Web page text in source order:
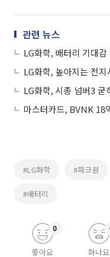
관련 뉴스
LG화학, 시총 넘버3 굳
#LG화학 #파크원
#배터리
좋아요
0
화나요